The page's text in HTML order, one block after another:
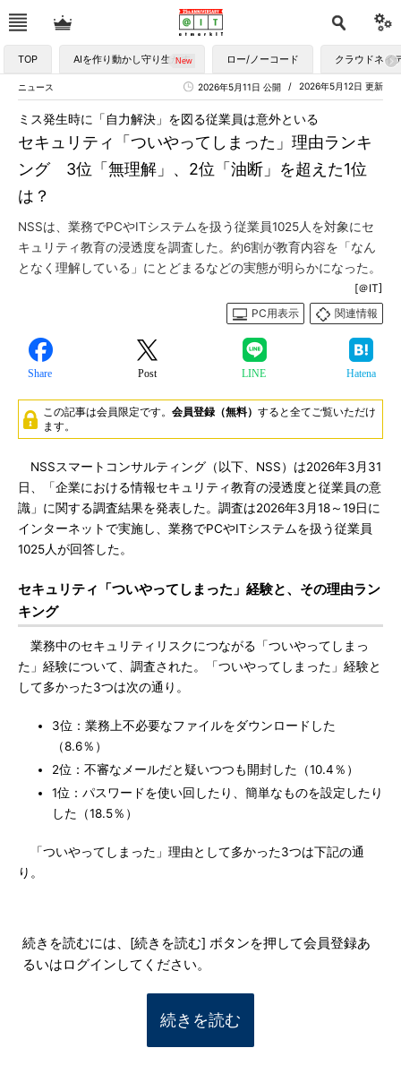
TOP AIを作り動かし守り生かす ロー/ノーコード クラウドネイ
ニュース 2026年5月12日 更新
2026年5月11日 公開
セキュリティ「ついやってしまった」理由ランキ
ング 3位「無理解」、2位「油断」を超えた1位
は？
ミス発生時に「自力解決」を図る従業員は意外といる
NSSは、業務でPCやITシステムを扱う従業員1025人を対象にセ
キュリティ教育の浸透度を調査した。約6割が教育内容を「なん
となく理解している」にとどまるなどの実態が明らかになった。
[＠IT]
PC用表示
関連情報
Share Post LINE Hatena
この記事は会員限定です。 会員登録（無料） すると全てご覧いただけ
ます。
NSSスマートコンサルティング（以下、NSS）は2026年3月31
日、「企業における情報セキュリティ教育の浸透度と従業員の意
識」に関する調査結果を発表した。調査は2026年3月18～19日に
インターネットで実施し、業務でPCやITシステムを扱う従業員
1025人が回答した。
セキュリティ「ついやってしまった」経験と、その理由ラン
キング
業務中のセキュリティリスクにつながる「ついやってしまっ
た」経験について、調査された。「ついやってしまった」経験と
して多かった3つは次の通り。
3位：業務上不必要なファイルをダウンロードした
（8.6％）
2位：不審なメールだと疑いつつも開封した（10.4％）
1位：パスワードを使い回したり、簡単なものを設定したり
した（18.5％）
「ついやってしまった」理由として多かった3つは下記の通
り。
続きを読むには、[続きを読む] ボタンを押して会員登録あ
るいはログインしてください。
続きを読む